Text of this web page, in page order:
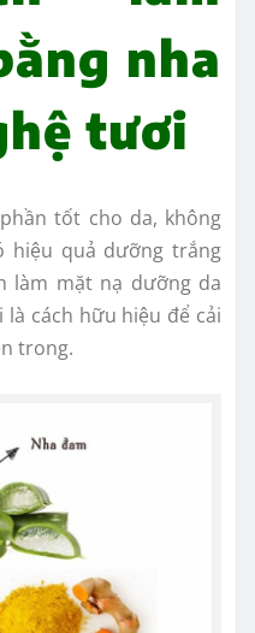
nha
tươi
tốt cho da, không
hiệu quả dưỡng trắng
làm mặt nạ dưỡng da
cách hữu hiệu để cải
trong.